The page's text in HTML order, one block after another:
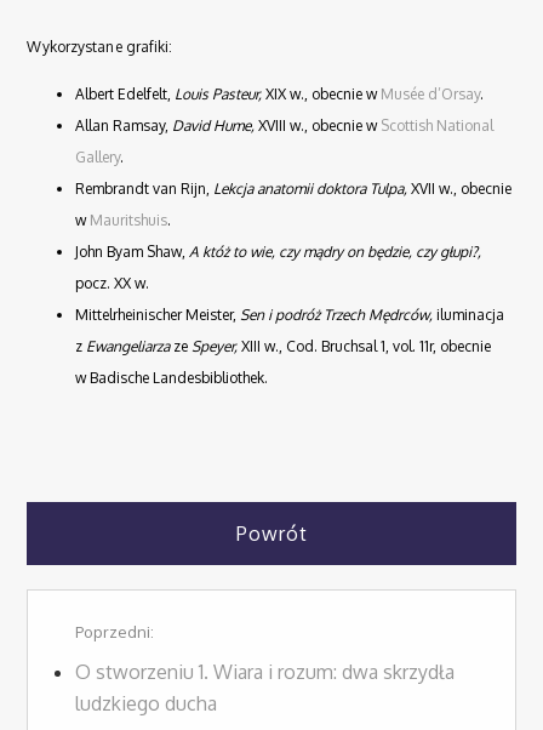
Wykorzystane grafiki:
Albert Edelfelt, Louis Pasteur,XIX w., obecnie w Musée d’Orsay.
Allan Ramsay, David Hume,XVIII w., obecnie w Scottish National
Gallery.
Rembrandt van Rijn, Lekcja anatomii doktora Tulpa,XVII w., obecnie
w Mauritshuis.
John Byam Shaw,A któż to wie, czy mądry on będzie, czy głupi?,
pocz. XX w.
Mittelrheinischer Meister,Sen i podróż Trzech Mędrców,iluminacja
z EwangeliarzazeSpeyer,XIII w., Cod. Bruchsal 1, vol. 11r, obecnie
w Badische Landesbibliothek.
Powrót
Poprzedni:
O stworzeniu 1. Wiara i rozum: dwa skrzydła
ludzkiego ducha